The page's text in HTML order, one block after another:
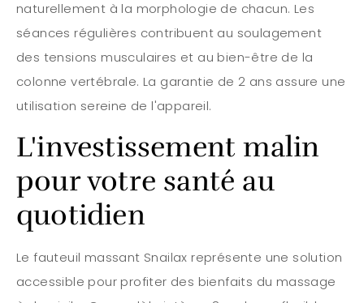
naturellement à la morphologie de chacun. Les
séances régulières contribuent au soulagement
des tensions musculaires et au bien-être de la
colonne vertébrale. La garantie de 2 ans assure une
utilisation sereine de l'appareil.
L'investissement malin
pour votre santé au
quotidien
Le fauteuil massant Snailax représente une solution
accessible pour profiter des bienfaits du massage